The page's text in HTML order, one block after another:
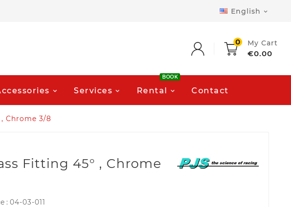
English 
0 My Cart
€0.00
Services Rental
BOOK
Contact
Chrome 3/8
Fitting 45° , Chrome
: 04-03-011